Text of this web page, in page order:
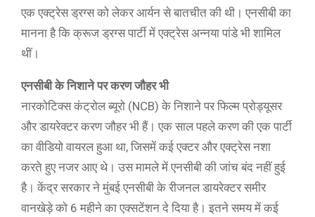
एक एक्ट्रेस ड्रग्स को लेकर आर्यन से बातचीत की थी। एनसीबी का
मानना है कि क्रूज ड्रग्स पार्टी में एक्ट्रेस अन्नया पांडे भी शामिल
थीं।
एनसीबी के निशाने पर करण जौहर भी
नारकोटिक्स कंट्रोल ब्यूरो (NCB) के निशाने पर फिल्म प्रोड्यूसर
और डायरेक्टर करण जौहर भी हैं। एक साल पहले करण की एक पार्टी
का वीडियो वायरल हुआ था, जिसमें कई एक्टर और एक्ट्रेस नशा
करते हुए नजर आए थे। उस मामले में एनसीबी की जांच बंद नहीं हुई
है। केंद्र सरकार ने मुंबई एनसीबी के रीजनल डायरेक्टर समीर
वानखेड़े को 6 महीने का एक्सटेंशन दे दिया है। इतने समय में कई